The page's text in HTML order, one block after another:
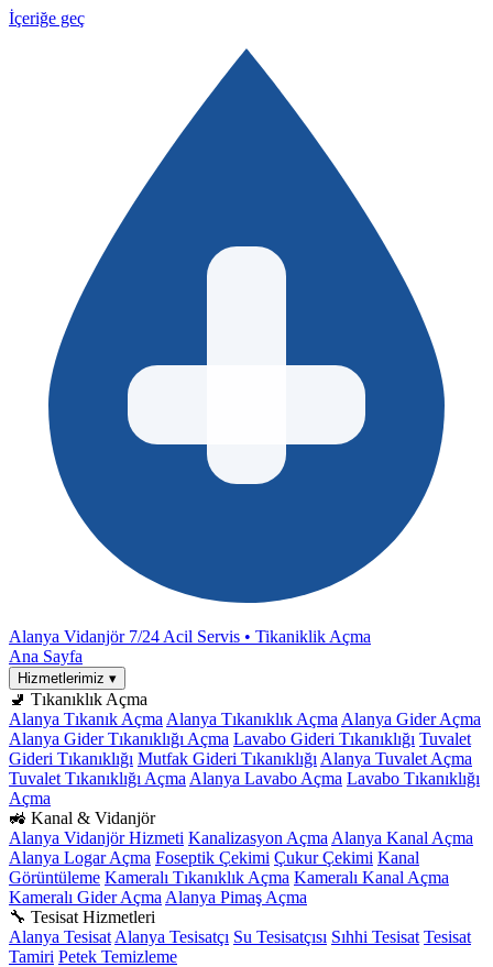
İçeriğe geç
Alanya Vidanjör 7/24 Acil Servis • Tikaniklik Açma
Ana Sayfa
Hizmetlerimiz ▾
🚽 Tıkanıklık Açma
Alanya Tıkanık Açma Alanya Tıkanıklık Açma Alanya Gider Açma
Alanya Gider Tıkanıklığı Açma Lavabo Gideri Tıkanıklığı Tuvalet
Gideri Tıkanıklığı Mutfak Gideri Tıkanıklığı Alanya Tuvalet Açma
Tuvalet Tıkanıklığı Açma Alanya Lavabo Açma Lavabo Tıkanıklığı
Açma
🚜 Kanal & Vidanjör
Alanya Vidanjör Hizmeti Kanalizasyon Açma Alanya Kanal Açma
Alanya Logar Açma Foseptik Çekimi Çukur Çekimi Kanal
Görüntüleme Kameralı Tıkanıklık Açma Kameralı Kanal Açma
Kameralı Gider Açma Alanya Pimaş Açma
🔧 Tesisat Hizmetleri
Alanya Tesisat Alanya Tesisatçı Su Tesisatçısı Sıhhi Tesisat Tesisat
Tamiri Petek Temizleme